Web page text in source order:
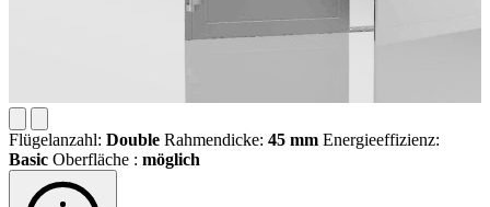
Flügelanzahl: Double Rahmendicke: 45 mm Energieeffizienz:
Basic Oberfläche : möglich